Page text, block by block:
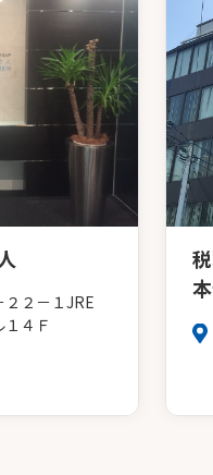
２－１JRE
４Ｆ
本